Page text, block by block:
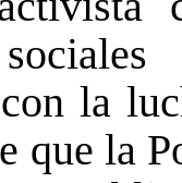
la
que la